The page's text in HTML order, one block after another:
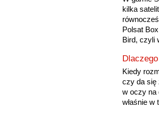
kilka
Polsat
Bird, czyli
Kiedy
czy da się
w oczy na
właśnie w